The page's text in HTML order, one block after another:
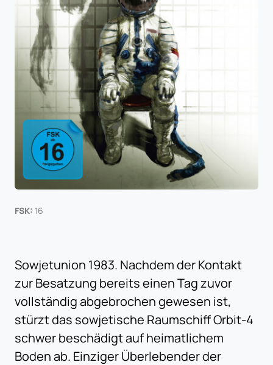
FSK: 16
Sowjetunion 1983. Nachdem der Kontakt
zur Besatzung bereits einen Tag zuvor
vollständig abgebrochen gewesen ist,
stürzt das sowjetische Raumschiff Orbit-4
schwer beschädigt auf heimatlichem
Boden ab. Einziger Überlebender der